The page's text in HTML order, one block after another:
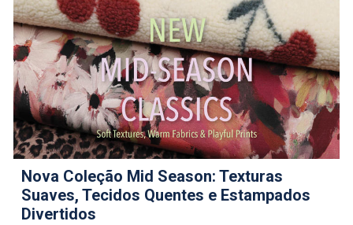
Nova Coleção Mid Season: Texturas
Suaves, Tecidos Quentes e Estampados
Divertidos